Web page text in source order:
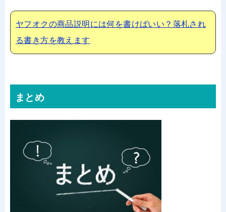
ヤフオクの商品説明には何を書けばいい？落札され
る書き方を教えます
まとめ